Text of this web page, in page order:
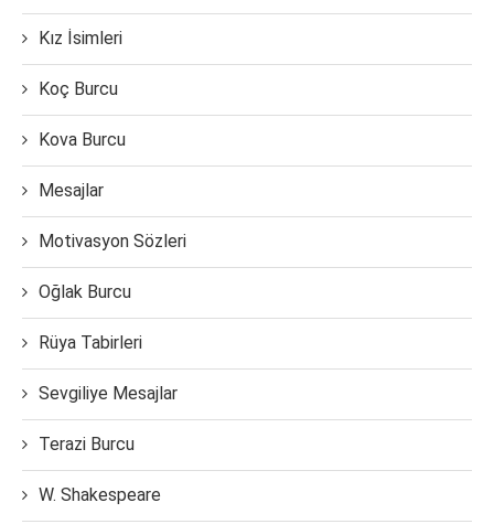
Kız İsimleri
Koç Burcu
Kova Burcu
Mesajlar
Motivasyon Sözleri
Oğlak Burcu
Rüya Tabirleri
Sevgiliye Mesajlar
Terazi Burcu
W. Shakespeare